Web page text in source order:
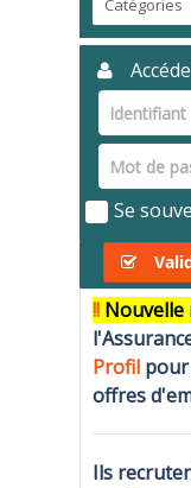
Se
!! N
Profil
offres
Ils